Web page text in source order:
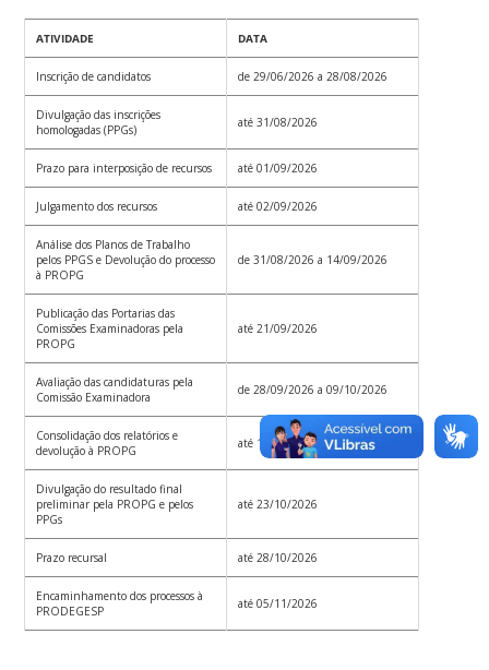
ATIVIDADE DATA
Inscrição de candidatos de 29/06/2026 a 28/08/2026
Divulgação das inscrições
homologadas (PPGs)
até 31/08/2026
Prazo para interposição de recursos até 01/09/2026
Julgamento dos recursos até 02/09/2026
Análise dos Planos de Trabalho
pelos PPGS e Devolução do processo
à PROPG
de 31/08/2026 a 14/09/2026
Publicação das Portarias das
Comissões Examinadoras pela
PROPG
até 21/09/2026
Avaliação das candidaturas pela
Comissão Examinadora
de 28/09/2026 a 09/10/2026
Consolidação dos relatórios e
devolução à PROPG
até 14/10/2026
Divulgação do resultado final
preliminar pela PROPGe pelos
PPGs
até 23/10/2026
Prazo recursal até 28/10/2026
Encaminhamento dos processos à
PRODEGESP
até 05/11/2026